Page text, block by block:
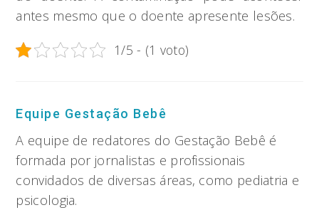
antes mesmo que o doente apresente lesões.
1/5 - (1 voto)
Equipe Gestação Bebê
A equipe de redatores do Gestação Bebê é
formada por jornalistas e profissionais
convidados de diversas áreas, como pediatria e
psicologia.